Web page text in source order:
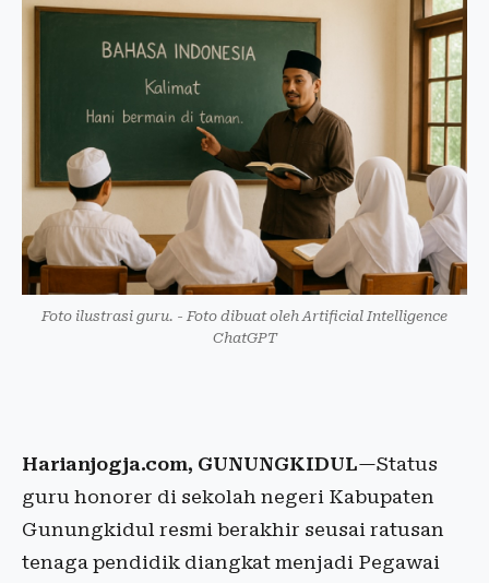
Foto ilustrasi guru. - Foto dibuat oleh Artificial Intelligence
ChatGPT
Harianjogja.com, GUNUNGKIDUL—Status
guru honorer di sekolah negeri Kabupaten
Gunungkidul resmi berakhir seusai ratusan
tenaga pendidik diangkat menjadi Pegawai